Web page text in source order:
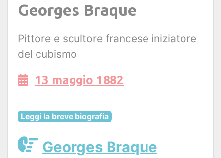
Georges Braque
Pittore e scultore francese iniziatore
del cubismo
13 maggio 1882
Leggi la breve biografia
Georges Braque